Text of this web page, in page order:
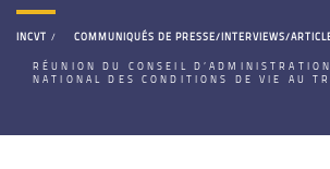
INCVT
COMMUNIQUÉS DE PRESSE/INTERVIEWS/
RÉUNION DU CONSEIL
NATIONAL DES CONDITIONS DE VIE AU